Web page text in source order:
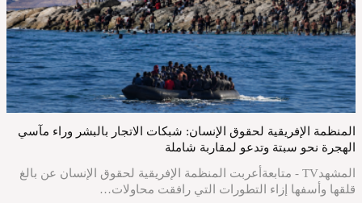
المنظمة الإفريقية لحقوق الإنسان: شبكات الاتجار بالبشر وراء مآسي
الهجرة نحو سبتة وتدعو لمقاربة شاملة
المشهدTV - متابعةأعربت المنظمة الإفريقية لحقوق الإنسان عن بالغ
قلقها وأسفها إزاء التطورات التي رافقت محاولات…